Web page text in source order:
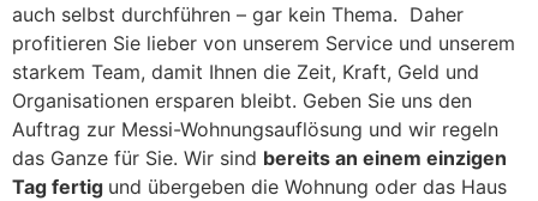
auch selbst durchführen – gar kein Thema. Daher
profitieren Sie lieber von unserem Service und unserem
starkem Team, damit Ihnen die Zeit, Kraft, Geld und
Organisationen ersparen bleibt. Geben Sie uns den
Auftrag zur Messi-Wohnungsauflösung und wir regeln
das Ganze für Sie. Wir sind bereits an einem einzigen
Tag fertig und übergeben die Wohnung oder das Haus